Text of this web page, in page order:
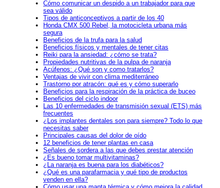
Cómo comunicar un despido a un trabajador para que
sea válido
Tipos de anticonceptivos a partir de los 40
Honda CMX 500 Rebel, la motocicleta urbana más
segura
Beneficios de la trufa para la salud
Beneficios físicos y mentales de tener citas
Reiki para la ansiedad: ¿cómo se trata?
Propiedades nutritivas de la pulpa de naranja
Acúfenos: ¿Qué son y como tratarlos?
Ventajas de vivir con clima mediterráneo
Trastorno por atracón: qué es y cómo superarlo
Beneficios para la respiración de la práctica de buceo
Beneficios del ciclo indoor
Las 10 enfermedades de transmisión sexual (ETS) más
frecuentes
¿Los implantes dentales son para siempre? Todo lo que
necesitas saber
Principales causas del dolor de oído
12 beneficios de tener plantas en casa
Señales de sordera a las que debes prestar atención
¿Es bueno tomar multivitaminas?
¿La naranja es buena para los diabéticos?
¿Qué es una parafarmacia y qué tipo de productos
venden en ella?